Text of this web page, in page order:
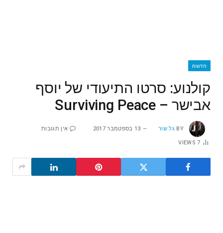
חדשות
קולנוע: סרטו התיעודי של יוסף
אבישר – Surviving Peace
BY גל שור 13 בספטמבר 2017 אין תגובות
7
VIEWS